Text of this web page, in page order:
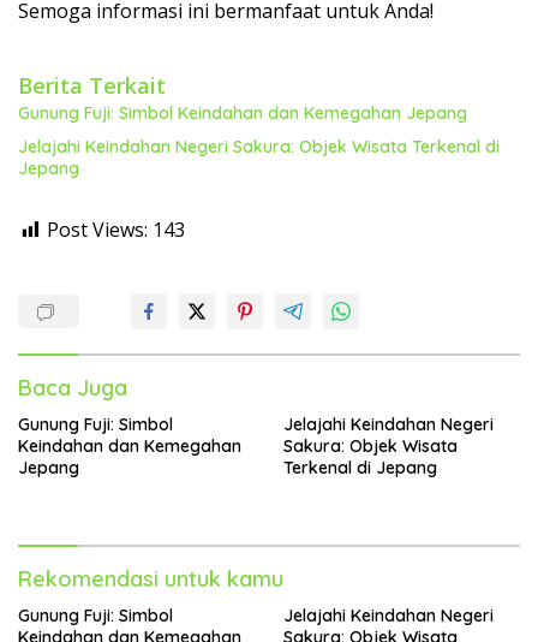
Semoga informasi ini bermanfaat untuk Anda!
Berita Terkait
Gunung Fuji: Simbol Keindahan dan Kemegahan Jepang
Jelajahi Keindahan Negeri Sakura: Objek Wisata Terkenal di
Jepang
Post Views: 143
Baca Juga
Gunung Fuji: Simbol
Keindahan dan Kemegahan
Jepang
Jelajahi Keindahan Negeri
Sakura: Objek Wisata
Terkenal di Jepang
Rekomendasi untuk kamu
Gunung Fuji: Simbol
Keindahan dan Kemegahan
Jelajahi Keindahan Negeri
Sakura: Objek Wisata